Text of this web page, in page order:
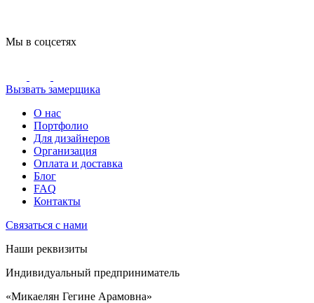
Мы в соцсетях
Вызвать замерщика
О нас
Портфолио
Для дизайнеров
Организация
Оплата и доставка
Блог
FAQ
Контакты
Связаться с нами
Наши реквизиты
Индивидуальный предприниматель
«Микаелян Гегине Арамовна»